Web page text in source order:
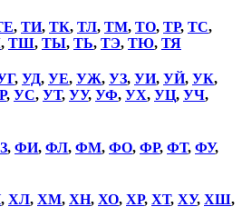
, ТИ, ТК, ТЛ, ТМ, ТО, ТР, ТС,
, ТШ, ТЫ, ТЬ, ТЭ, ТЮ, ТЯ
, УД, УЕ, УЖ, УЗ, УИ, УЙ, УК,
, УС, УТ, УУ, УФ, УХ, УЦ, УЧ,
, ФИ, ФЛ, ФМ, ФО, ФР, ФТ, ФУ,
, ХЛ, ХМ, ХН, ХО, ХР, ХТ, ХУ, ХШ,